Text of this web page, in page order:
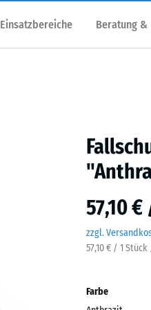
Einsatzbereiche Beratung &
57,10
zzgl.
57,10 € / 1
Farbe